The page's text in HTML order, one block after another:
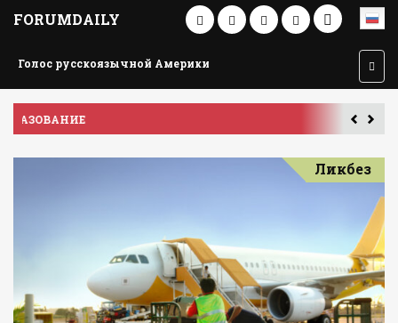
FORUMDAILY
Голос русскоязычной Америки
ПУТЕШЕСТВИЕ ПО АМЕРИКЕ
Ликбез